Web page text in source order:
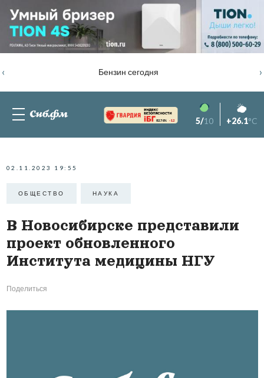
Бензин сегодня
‹ ›
82.76% -1.2 5/10 +26.1°C
02.11.2023 19:55
ОБЩЕСТВО НАУКА
В Новосибирске представили
проект обновленного
Института медицины НГУ
Поделиться